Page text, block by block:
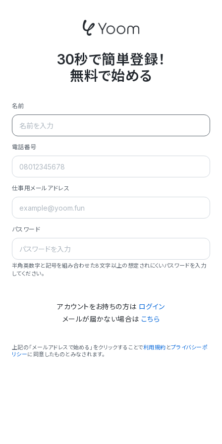
30秒で簡単登録！
無料で始める
名前
電話番号
仕事用メールアドレス
パスワード
半角英数字と記号を組み合わせた8文字以上の想定されにくいパスワードを入力
してください。
アカウントをお持ちの方は ログイン
メールが届かない場合は こちら
上記の「メールアドレスで始める」をクリックすることで利用規約 とプライバシーポ
リシーに同意したものとみなされます。